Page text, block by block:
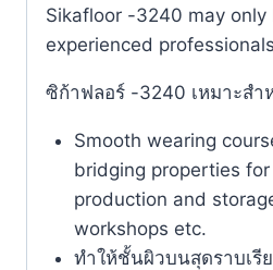
Sikafloor -3240 may
experienced
ซิก้าฟลอร์ -3240 เหมาะสำ
Smooth wearing
bridging properties
production and
workshops etc.
ทำให้ชั้นผิวบนสุดราบเ